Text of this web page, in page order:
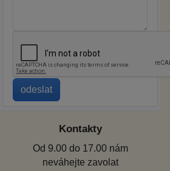
Kontakty
Od 9.00 do 17.00 nám
neváhejte zavolat